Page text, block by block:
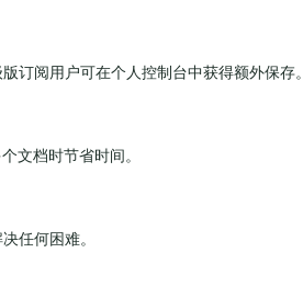
订阅用户可在个人控制台中获得额外保存。
文档时节省时间。
任何困难。